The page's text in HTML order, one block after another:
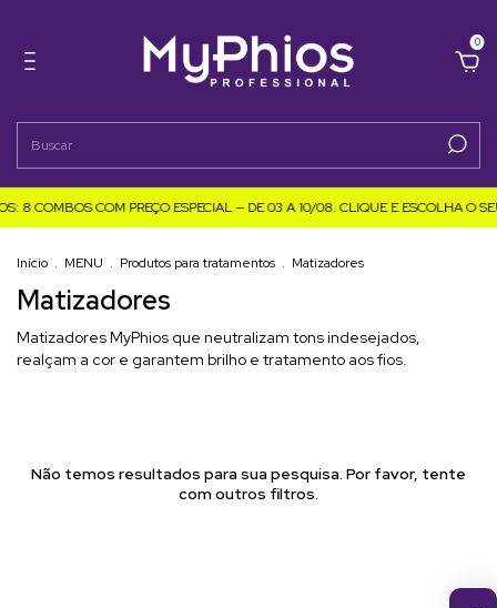
0
8 COMBOS COM PREÇO ESPECIAL — DE 03 A 10/08. CLIQUE E ESCOLHA O
Início . MENU . Produtos para tratamentos . Matizadores
Matizadores
Matizadores MyPhios que neutralizam tons indesejados,
realçam a cor e garantem brilho e tratamento aos fios.
Não temos resultados para sua pesquisa. Por favor, tente
com outros filtros.